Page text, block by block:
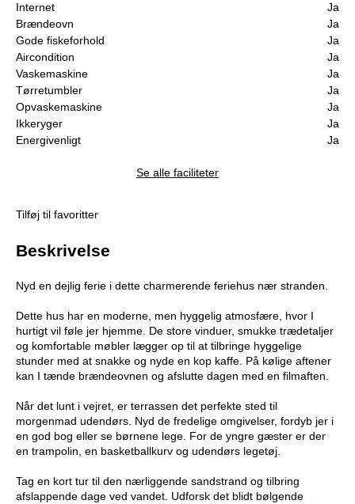
Internet
Ja
Brændeovn
Ja
Gode fiskeforhold
Ja
Aircondition
Ja
Vaskemaskine
Ja
Tørretumbler
Ja
Opvaskemaskine
Ja
Ikkeryger
Ja
Energivenligt
Ja
Se alle faciliteter
Tilføj til favoritter
Beskrivelse
Nyd en dejlig ferie i dette charmerende feriehus nær stranden.
Dette hus har en moderne, men hyggelig atmosfære, hvor I
hurtigt vil føle jer hjemme. De store vinduer, smukke trædetaljer
og komfortable møbler lægger op til at tilbringe hyggelige
stunder med at snakke og nyde en kop kaffe. På kølige aftener
kan I tænde brændeovnen og afslutte dagen med en filmaften.
Når det lunt i vejret, er terrassen det perfekte sted til
morgenmad udendørs. Nyd de fredelige omgivelser, fordyb jer i
en god bog eller se børnene lege. For de yngre gæster er der
en trampolin, en basketballkurv og udendørs legetøj.
Tag en kort tur til den nærliggende sandstrand og tilbring
afslappende dage ved vandet. Udforsk det blidt bølgende